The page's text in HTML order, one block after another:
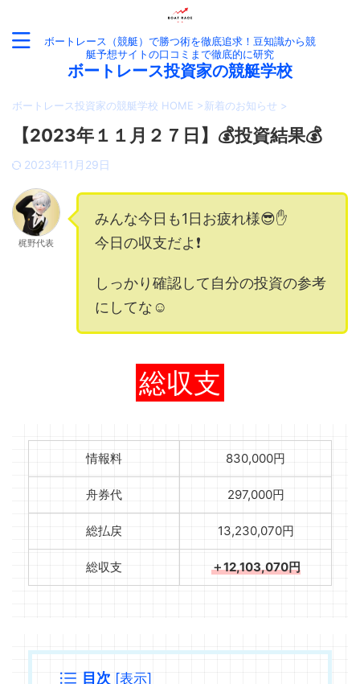
ボートレース（競艇）で勝つ術を徹底追求！豆知識から競
艇予想サイトの口コミまで徹底的に研究
ボートレース投資家の競艇学校
ボートレース投資家の競艇学校 HOME >新着のお知らせ >
【2023年１１月２７日】💰投資結果💰
2023年11月29日
梶野代表
みんな今日も1日お疲れ様😎✋
今日の収支だよ❗️
しっかり確認して自分の投資の参考
にしてな☺️
総収支
情報料 830,000円
舟券代 297,000円
総払戻 13,230,070円
総収支 ＋12,103,070円
目次 [表示]